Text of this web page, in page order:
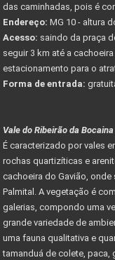
das caminhadas, pois é
Endereço: MG 10 - altura
Acesso: saindo da praça
seguir 3 km até a
estacionamento para o
Forma de entrada:
Vale do Ribeirão da Bocaina
É caracterizado por vales
rochas quartizíticas e
cachoeira do Gavião,
Palmital. A vegetação é
galerias, compondo uma
grande variedade de
uma fauna qualitativa e
tamanduá de colete, paca,